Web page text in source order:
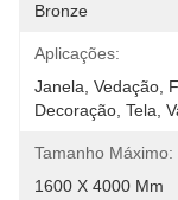
Bronze
Aplicações:
Janela, Vedação,
Decoração, Tela,
Tamanho Máximo:
1600 X 4000 Mm